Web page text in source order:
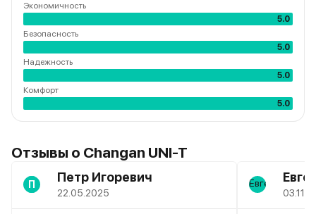
Экономичность
5.0
Безопасность
5.0
Надежность
5.0
Комфорт
5.0
Отзывы о Changan UNI-T
П Петр Игоревич
22.05.2025